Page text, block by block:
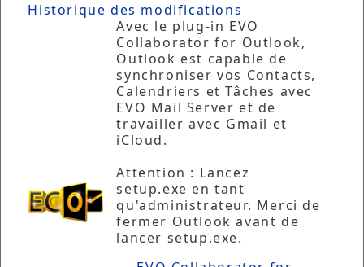
Achat
Telechargements
Qui sommes-nous ?
Historique des modifications
Avec le plug-in EVO
Collaborator for Outlook,
Outlook est capable de
synchroniser vos Contacts,
Calendriers et Tâches avec
EVO Mail Server et de
travailler avec Gmail et
iCloud.
Attention : Lancez
setup.exe en tant
qu'administrateur. Merci de
fermer Outlook avant de
lancer setup.exe.